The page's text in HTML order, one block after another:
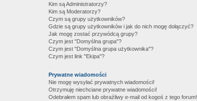
Kim są Administratorzy?
Kim są Moderatorzy?
Czym są grupy użytkowników?
Gdzie są grupy użytkowników i jak do nich mogę dołączyć?
Jak mogę zostać przywódcą grupy?
Czym jest "Domyślna grupa"?
Czym jest "Domyślna grupa użytkownika"?
Czym jest link "Ekipa"?
Prywatne wiadomości
Nie mogę wysyłać prywatnych wiadomości!
Otrzymuję niechciane prywatne wiadomości!
Odebrałem spam lub obraźliwy e-mail od kogoś z tego forum!